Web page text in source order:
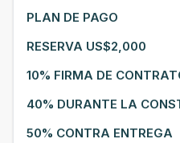
PLAN DE PAGO
RESERVA US$2,000
10% FIRMA DE
40% DURANTE LA
50% CONTRA ENTREGA